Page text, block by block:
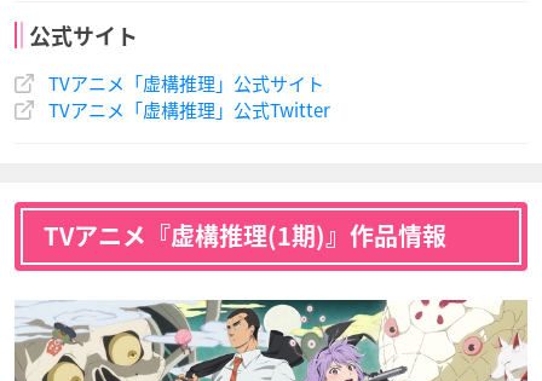
公式サイト
TVアニメ「虚構推理」公式サイト
TVアニメ「虚構推理」公式Twitter
TVアニメ『虚構推理(1期)』作品情報